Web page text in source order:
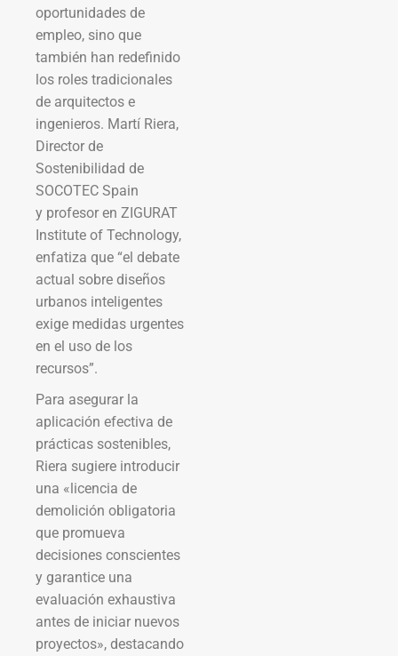
oportunidades de
empleo, sino que
también han redefinido
los roles tradicionales
de arquitectos e
ingenieros. Martí Riera,
Director de
Sostenibilidad de
SOCOTEC Spain
y profesor en ZIGURAT
Institute of Technology,
enfatiza que “el debate
actual sobre diseños
urbanos inteligentes
exige medidas urgentes
en el uso de los
recursos”.
Para asegurar la
aplicación efectiva de
prácticas sostenibles,
Riera sugiere introducir
una «licencia de
demolición obligatoria
que promueva
decisiones conscientes
y garantice una
evaluación exhaustiva
antes de iniciar nuevos
proyectos», destacando